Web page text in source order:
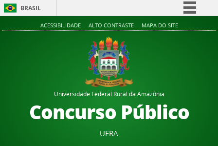
BRASIL
Simplifique!
Acesso à informação
ACESSIBILIDADE ALTO CONTRASTE MAPA DO SITE
Universidade Federal Rural da Amazônia
Concurso Público
UFRA